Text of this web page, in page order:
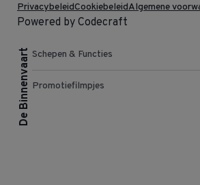
PrivacybeleidCookiebeleidAlgemene
Powered by Codecraft
De Binnenvaart Schepen & Functies
Promotiefilmpjes